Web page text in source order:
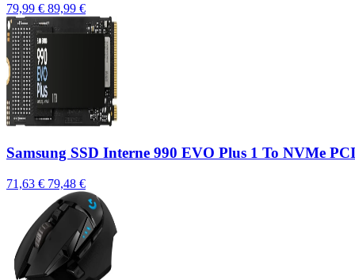
79,99 € 89,99 €
Samsung SSD Interne 990 EVO Plus 1 To NVMe
71,63 € 79,48 €